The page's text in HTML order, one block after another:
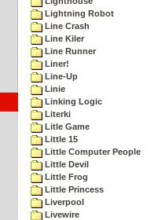
Lightning Robot
Line Crash
Line Kiler
Line Runner
Liner!
Line-Up
Linie
Linking Logic
Literki
Litle Game
Little 15
Little Computer People
Little Devil
Little Frog
Little Princess
Liverpool
Livewire